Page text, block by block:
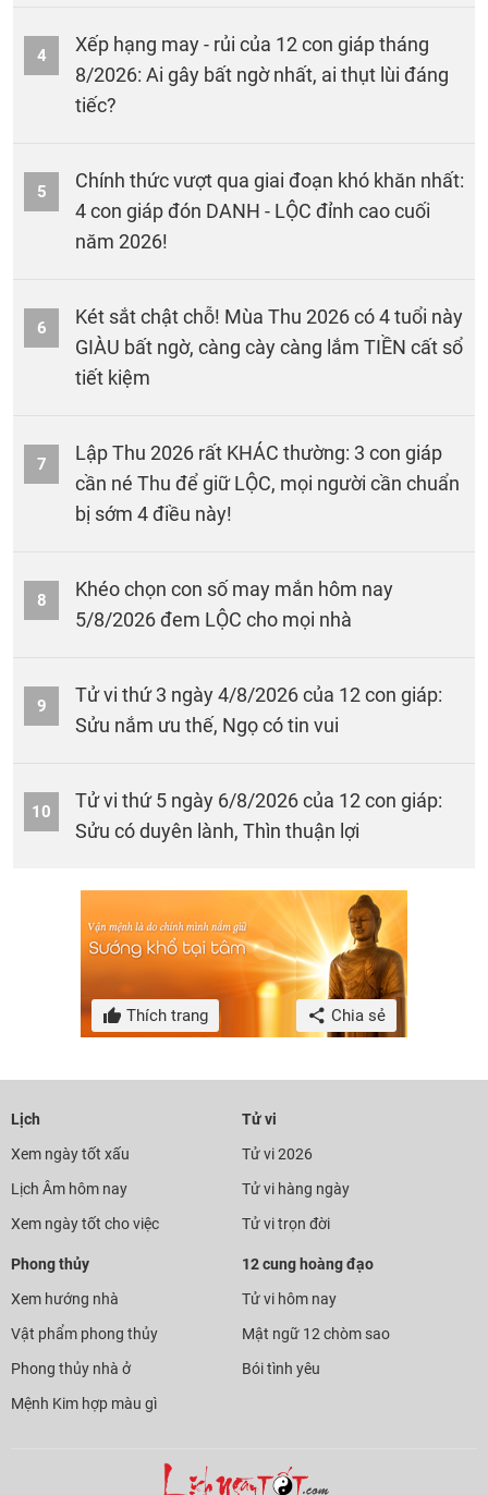
4
Xếp hạng may - rủi của 12 con giáp tháng
8/2026: Ai gây bất ngờ nhất, ai thụt lùi đáng
tiếc?
5
Chính thức vượt qua giai đoạn khó khăn nhất:
4 con giáp đón DANH - LỘC đỉnh cao cuối
năm 2026!
6
Két sắt chật chỗ! Mùa Thu 2026 có 4 tuổi này
GIÀU bất ngờ, càng cày càng lắm TIỀN cất sổ
tiết kiệm
7
Lập Thu 2026 rất KHÁC thường: 3 con giáp
cần né Thu để giữ LỘC, mọi người cần chuẩn
bị sớm 4 điều này!
8
Khéo chọn con số may mắn hôm nay
5/8/2026 đem LỘC cho mọi nhà
9
Tử vi thứ 3 ngày 4/8/2026 của 12 con giáp:
Sửu nắm ưu thế, Ngọ có tin vui
10
Tử vi thứ 5 ngày 6/8/2026 của 12 con giáp:
Sửu có duyên lành, Thìn thuận lợi
Thích trang Chia sẻ
Lịch
Xem ngày tốt xấu
Lịch Âm hôm nay
Xem ngày tốt cho việc
Tử vi
Tử vi 2026
Tử vi hàng ngày
Tử vi trọn đời
Phong thủy
Xem hướng nhà
Vật phẩm phong thủy
Phong thủy nhà ở
Mệnh Kim hợp màu gì
12 cung hoàng đạo
Tử vi hôm nay
Mật ngữ 12 chòm sao
Bói tình yêu